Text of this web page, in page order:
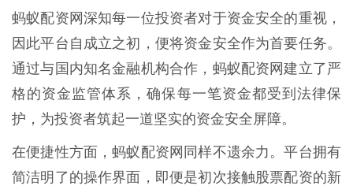
蚂蚁配资网深知每一位投资者对于资金安全的重视，
因此平台自成立之初，便将资金安全作为首要任务。
通过与国内知名金融机构合作，蚂蚁配资网建立了严
格的资金监管体系，确保每一笔资金都受到法律保
护，为投资者筑起一道坚实的资金安全屏障。
在便捷性方面，蚂蚁配资网同样不遗余力。平台拥有
简洁明了的操作界面，即便是初次接触股票配资的新